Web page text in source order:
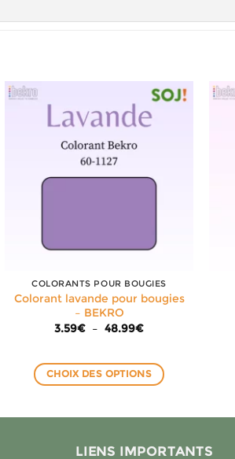
COLORANTS POUR BOUGIES
Colorant lavande pour bougies
– BEKRO
3.59€ – 48.99€Plage
3.59€
à
48.99€
CHOIX DES OPTIONS
plusieurs
LIENS IMPORTANTS